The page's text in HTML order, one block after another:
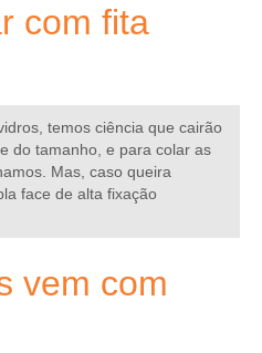
com fita
temos ciência que cairão
do tamanho, e para colar as
Mas, caso queira
face de alta fixação
vem com